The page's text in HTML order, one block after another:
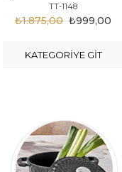
TT-1147
₺949,00
₺1.154,00
KATEGORIYE GIT